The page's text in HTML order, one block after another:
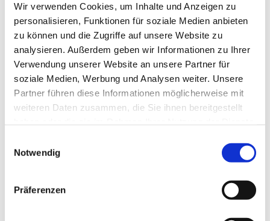
Wir verwenden Cookies, um Inhalte und Anzeigen zu
personalisieren, Funktionen für soziale Medien anbieten
zu können und die Zugriffe auf unsere Website zu
analysieren. Außerdem geben wir Informationen zu Ihrer
Verwendung unserer Website an unsere Partner für
soziale Medien, Werbung und Analysen weiter. Unsere
Partner führen diese Informationen möglicherweise mit
weiteren Daten zusammen, die Sie ihnen bereitgestellt
Notwendig
Präferenzen
Dies könnte Sie auch
interessieren